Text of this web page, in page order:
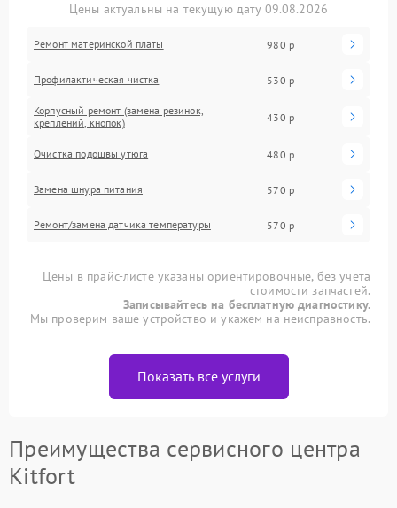
Цены актуальны на текущую дату 09.08.2026
Ремонт материнской платы 980 р
Профилактическая чистка 530 р
Корпусный ремонт (замена резинок,
креплений, кнопок)
430 р
Очистка подошвы утюга 480 р
Замена шнура питания 570 р
Ремонт/замена датчика температуры 570 р
Цены в прайс-листе указаны ориентировочные, без учета
стоимости запчастей.
Записывайтесь на бесплатную диагностику.
Мы проверим ваше устройство и укажем на неисправность.
Показать все услуги
Преимущества сервисного центра
Kitfort